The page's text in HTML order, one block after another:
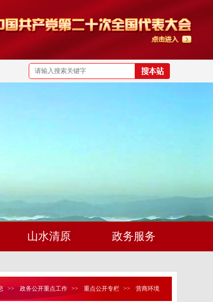
山水清原 政务服务
>> 政务公开重点工作 >> 重点公开专栏 >> 营商环境